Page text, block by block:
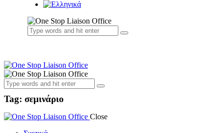
Tag: σεμινάριο
Close